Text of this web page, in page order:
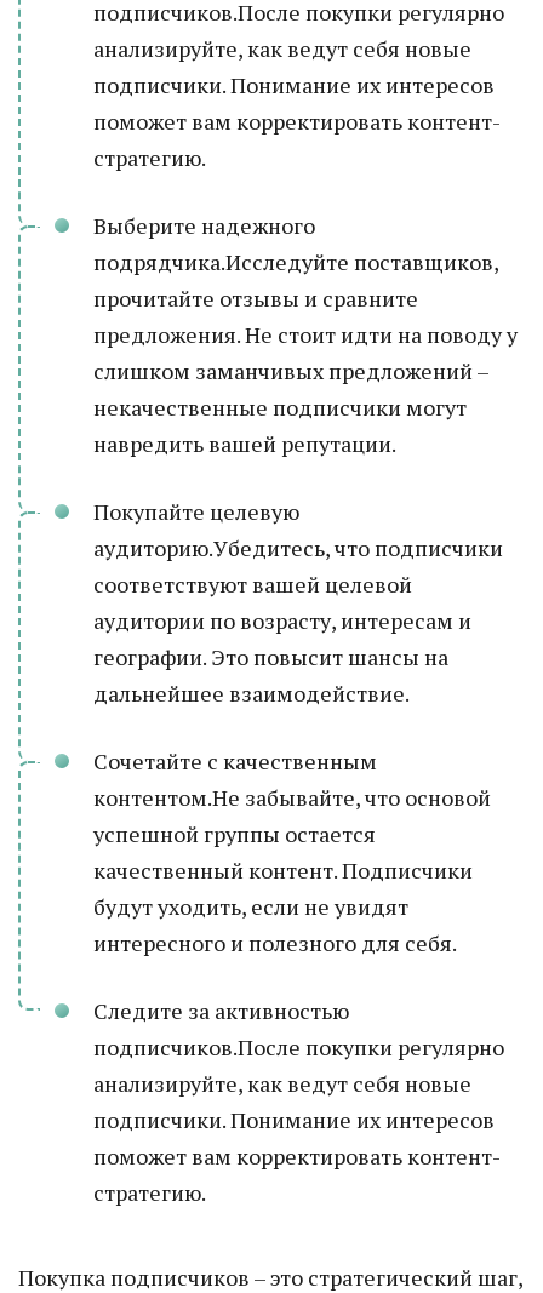
подписчиков.После покупки регулярно
анализируйте, как ведут себя новые
подписчики. Понимание их интересов
поможет вам корректировать контент-
стратегию.
Выберите надежного
подрядчика.Исследуйте поставщиков,
прочитайте отзывы и сравните
предложения. Не стоит идти на поводу у
слишком заманчивых предложений –
некачественные подписчики могут
навредить вашей репутации.
Покупайте целевую
аудиторию.Убедитесь, что подписчики
соответствуют вашей целевой
аудитории по возрасту, интересам и
географии. Это повысит шансы на
дальнейшее взаимодействие.
Сочетайте с качественным
контентом.Не забывайте, что основой
успешной группы остается
качественный контент. Подписчики
будут уходить, если не увидят
интересного и полезного для себя.
Следите за активностью
подписчиков.После покупки регулярно
анализируйте, как ведут себя новые
подписчики. Понимание их интересов
поможет вам корректировать контент-
стратегию.
Покупка подписчиков – это стратегический шаг,